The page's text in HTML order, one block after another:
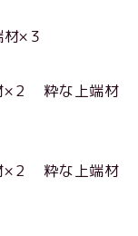
×３
×２ 粋な上端材
×２ 粋な上端材